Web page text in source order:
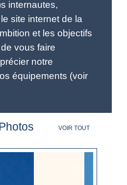
internautes,
site internet de la
et les objectifs
vous faire
notre
équipements (voir
VOIR TOUT